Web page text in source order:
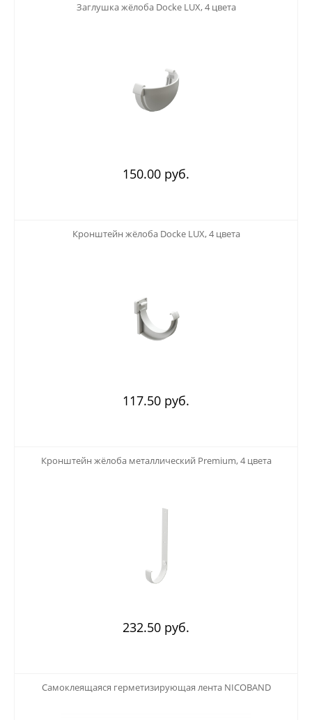
Заглушка жёлоба Docke LUX, 4 цвета
150.00 руб.
Кронштейн жёлоба Docke LUX, 4 цвета
117.50 руб.
Кронштейн жёлоба металлический Premium, 4 цвета
232.50 руб.
Самоклеящаяся герметизирующая лента NICOBAND